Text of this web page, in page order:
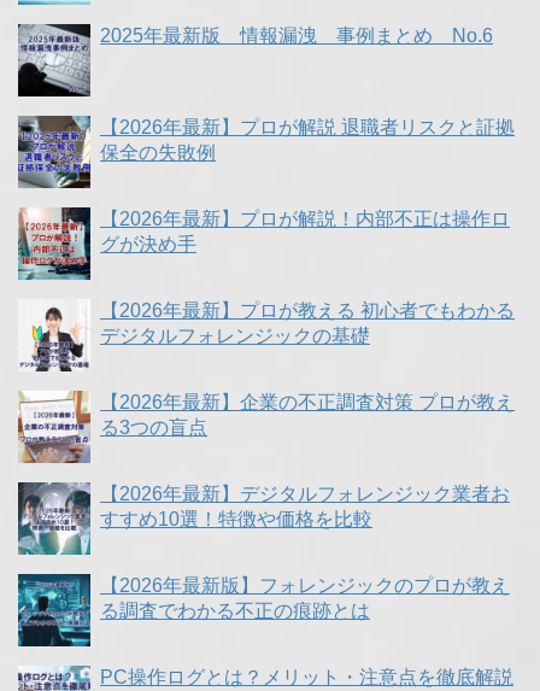
2025年最新版 情報漏洩 事例まとめ No.6
【2026年最新】プロが解説 退職者リスクと証拠
保全の失敗例
【2026年最新】プロが解説！内部不正は操作ロ
グが決め手
【2026年最新】プロが教える 初心者でもわかる
デジタルフォレンジックの基礎
【2026年最新】企業の不正調査対策 プロが教え
る3つの盲点
【2026年最新】デジタルフォレンジック業者お
すすめ10選！特徴や価格を比較
【2026年最新版】フォレンジックのプロが教え
る調査でわかる不正の痕跡とは
PC操作ログとは？メリット・注意点を徹底解説